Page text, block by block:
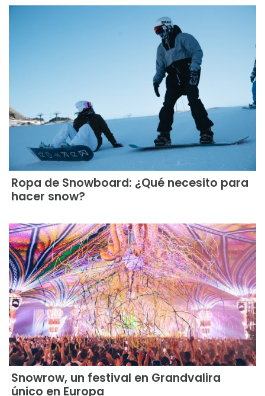
Ropa de Snowboard: ¿Qué necesito para
hacer snow?
Snowrow, un festival en Grandvalira
único en Europa